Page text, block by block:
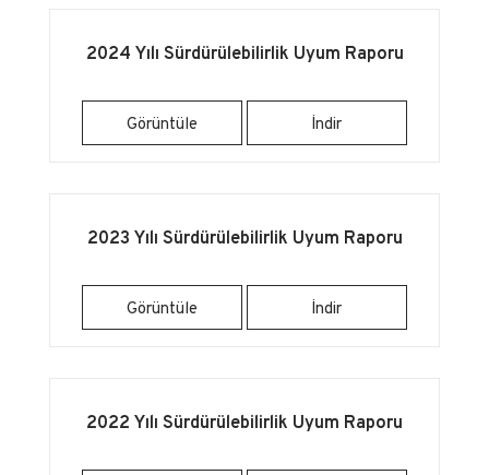
2024 Yılı Sürdürülebilirlik Uyum Raporu
Görüntüle İndir
2023 Yılı Sürdürülebilirlik Uyum Raporu
Görüntüle İndir
2022 Yılı Sürdürülebilirlik Uyum Raporu